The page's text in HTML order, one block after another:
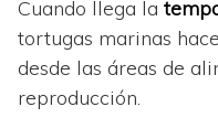
Cuando llega la
tortugas marinas
desde las áreas de
reproducción.